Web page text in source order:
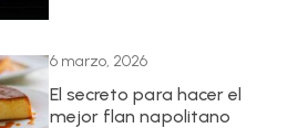
6 marzo, 2026
El secreto para hacer el
mejor flan napolitano